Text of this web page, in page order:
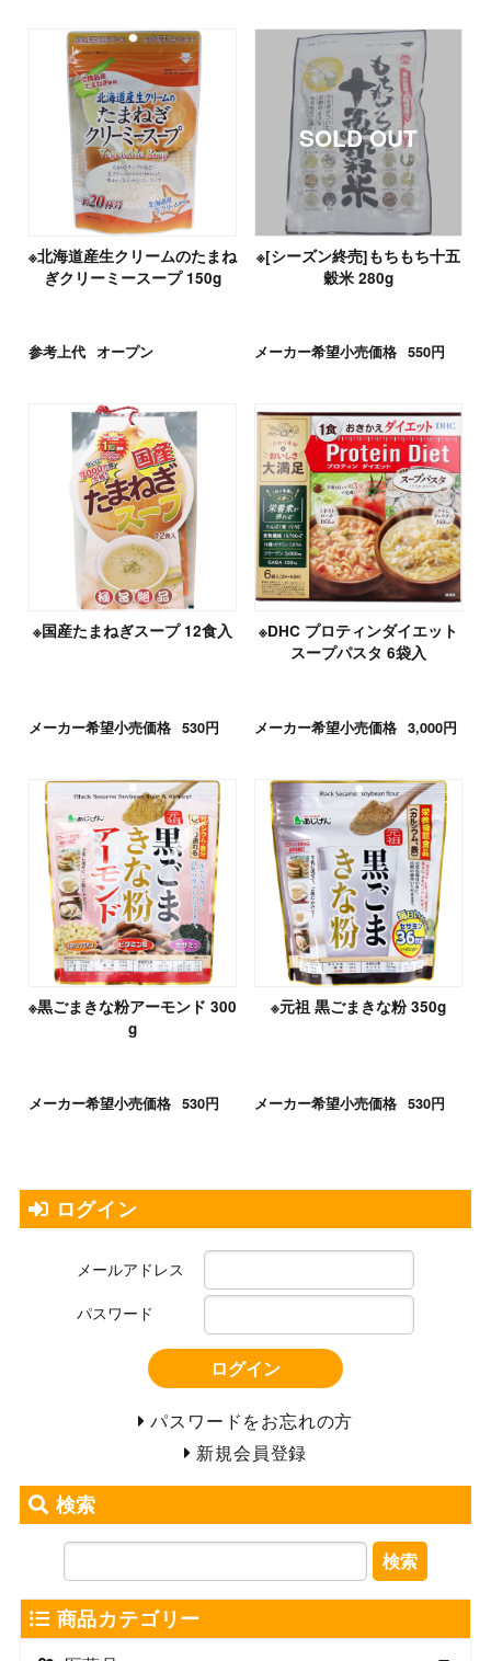
※北海道産生クリームのたまね
ぎクリーミースープ 150g
参考上代 オープン
※[シーズン終売]もちもち十五
穀米 280g
メーカー希望小売価格 550円
※国産たまねぎスープ 12食入
メーカー希望小売価格 530円
※DHC プロティンダイエット
スープパスタ 6袋入
メーカー希望小売価格 3,000円
※黒ごまきな粉アーモンド 300
g
メーカー希望小売価格 530円
※元祖 黒ごまきな粉 350g
メーカー希望小売価格 530円
ログイン
メールアドレス
パスワード
ログイン
パスワードをお忘れの方
新規会員登録
検索
検索
商品カテゴリー